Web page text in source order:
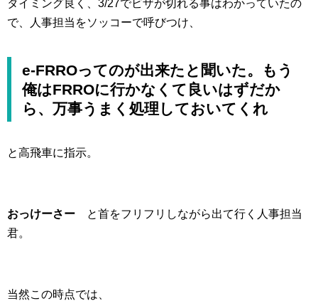
タイミング良く、3/27でビザが切れる事はわかっていたの
で、人事担当をソッコーで呼びつけ、
e-FRROってのが出来たと聞いた。もう
俺はFRROに行かなくて良いはずだか
ら、万事うまく処理しておいてくれ
と高飛車に指示。
おっけーさー と首をフリフリしながら出て行く人事担当
君。
当然この時点では、